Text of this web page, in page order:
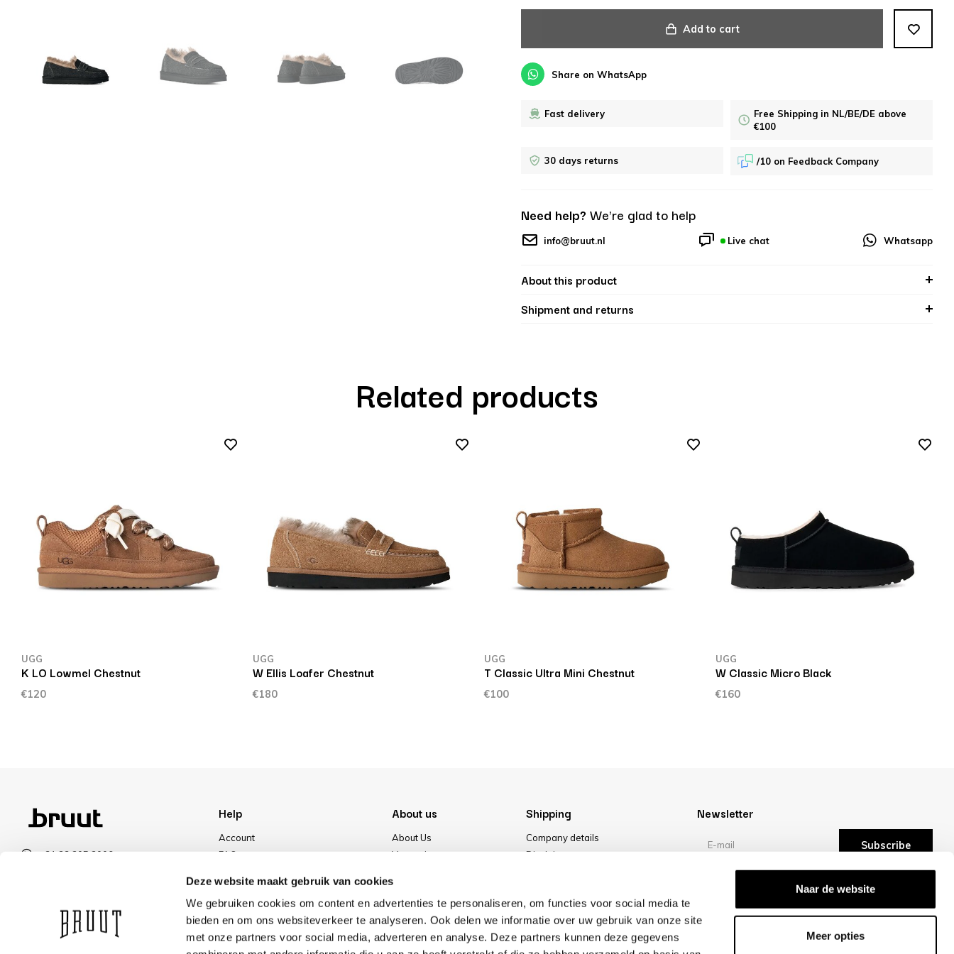
Deze website maakt gebruik van cookies
We gebruiken cookies om content en advertenties te personaliseren, om functies voor social media te
bieden en om ons websiteverkeer te analyseren. Ook delen we informatie over uw gebruik van onze site
met onze partners voor social media, adverteren en analyse. Deze partners kunnen deze gegevens
Naar de website
Meer opties
Add to cart
Share on WhatsApp
Fast delivery
Free Shipping in NL/BE/DE above
€100
30 days returns /10 on Feedback Company
Need help? We're glad to help
info@bruut.nl Live chat Whatsapp
About this product
Shipment and returns
Related products
UGG
K LO Lowmel Chestnut
€120
UGG
W Ellis Loafer Chestnut
€180
UGG
T Classic Ultra Mini Chestnut
€100
UGG
W Classic Micro Black
€160
+31 23 205 2006
VIEW OPENING HOURS
Help
Account
FAQ
Payment Methods
Shipping
Discount
About us
About Us
Vacancies
Our store
Shipping
Company details
Disclaimer
Cookies
Newsletter
Subscribe
/10 -